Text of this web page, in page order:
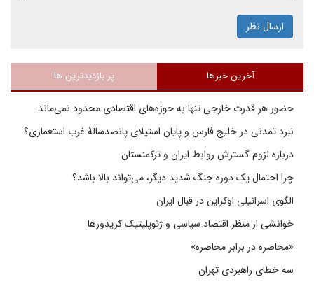
ارسال نظر
آخرین خبرها پر بازدیدترین ها
حضور هر قدرت خارجی تنها به حوزه‌های اقتصادی محدود نمی‌ماند
نبرد تمدنی در خلیج فارس و پایان استیلای پانصدسالۀ غرب استعماری؟
درباره لزوم گسترش روابط ایران و ترکمنستان
چرا احتمال یک دوره جنگ شدید دیگر، می‌تواند بالا باشد؟
الگوی اسرائیلی اوکراین در قبال ایران
خوانشی از منظر اقتصاد سیاسی و ژئوپلیتیک کریدورها
«محاصره در برابر محاصره»
سه خطای راهبردی تهران